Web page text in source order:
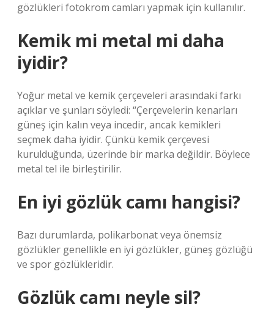
gözlükleri fotokrom camları yapmak için kullanılır.
Kemik mi metal mi daha
iyidir?
Yoğur metal ve kemik çerçeveleri arasındaki farkı
açıklar ve şunları söyledi: “Çerçevelerin kenarları
güneş için kalın veya incedir, ancak kemikleri
seçmek daha iyidir. Çünkü kemik çerçevesi
kurulduğunda, üzerinde bir marka değildir. Böylece
metal tel ile birleştirilir.
En iyi gözlük camı hangisi?
Bazı durumlarda, polikarbonat veya önemsiz
gözlükler genellikle en iyi gözlükler, güneş gözlüğü
ve spor gözlükleridir.
Gözlük camı neyle sil?